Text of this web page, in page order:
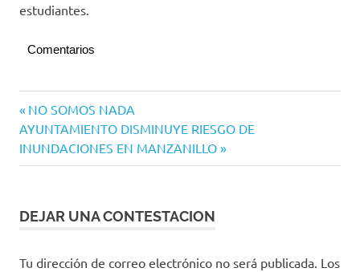
estudiantes.
Comentarios
Navegación
de
entradas
Entrada
anterior:
NO SOMOS NADA
Siguiente
entrada:
AYUNTAMIENTO DISMINUYE RIESGO DE
INUNDACIONES EN MANZANILLO
DEJAR UNA CONTESTACION
Tu dirección de correo electrónico no será publicada. Los